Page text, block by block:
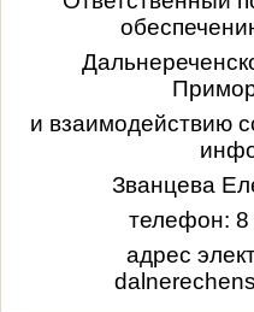
и взаимодействию
Званцева
телефон: 8
адрес